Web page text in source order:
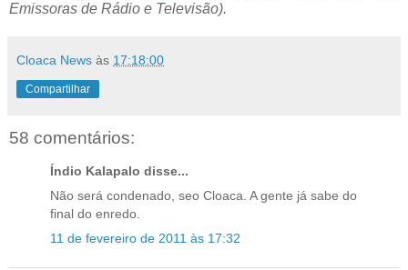
Emissoras de Rádio e Televisão).
Cloaca News às 17:18:00
Compartilhar
58 comentários:
Índio Kalapalo disse...
Não será condenado, seo Cloaca. A gente já sabe do
final do enredo.
11 de fevereiro de 2011 às 17:32